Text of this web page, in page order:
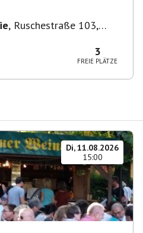
, Ruschestraße 103,
3
FREIE PLÄTZE
Di, 11.08.2026
15:00